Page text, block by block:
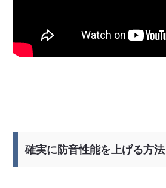
確実に防音性能を上げる方法